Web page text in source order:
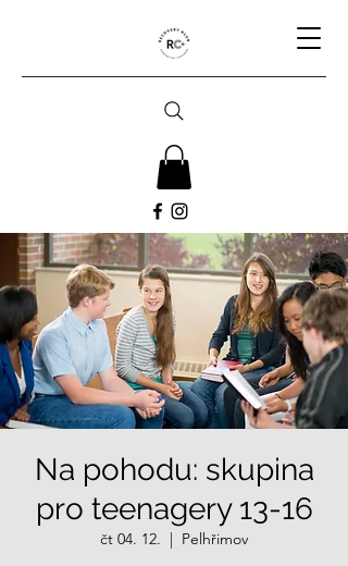
Na pohodu: skupina
pro teenagery 13-16
čt 04. 12.
  |
Pelhřimov